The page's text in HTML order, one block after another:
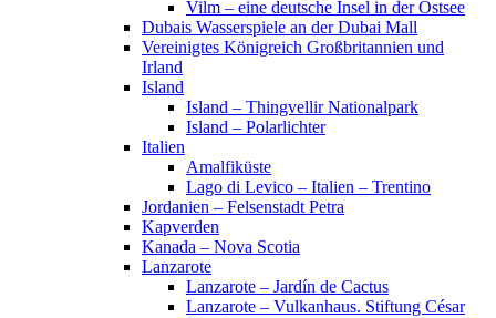
Vilm – eine deutsche Insel in der Ostsee
Dubais Wasserspiele an der Dubai Mall
Vereinigtes Königreich Großbritannien und
Irland
Island
Island – Thingvellir Nationalpark
Island – Polarlichter
Italien
Amalfiküste
Lago di Levico – Italien – Trentino
Jordanien – Felsenstadt Petra
Kapverden
Kanada – Nova Scotia
Lanzarote
Lanzarote – Jardín de Cactus
Lanzarote – Vulkanhaus. Stiftung César